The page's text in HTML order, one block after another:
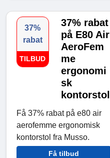
37%
rabat
TILBUD
37% rabat
på E80 Air
AeroFem
me
ergonomi
sk
kontorstol
Få 37% rabat på e80 air
aerofemme ergonomisk
kontorstol fra Musso.
Få tilbud